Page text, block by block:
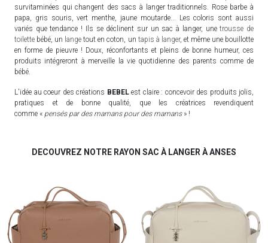
survitaminées qui changent des sacs à langer traditionnels. Rose barbe à
papa, gris souris, vert menthe, jaune moutarde... Les coloris sont aussi
variés que tendance ! Ils se déclinent sur un sac à langer, unetrousse de
toilette bébé, un lange tout en coton, un tapis à langer, et même une bouillotte
en forme de pieuvre ! Doux, réconfortants et pleins de bonne humeur, ces
produits intégreront à merveille la vie quotidienne des parents comme de
bébé.
L'idée au coeur des créations BEBELest claire : concevoir des produits jolis,
pratiques et de bonne qualité, que les créatrices revendiquent
comme « pensés par des mamans pour des mamans» !
DECOUVREZ NOTRE RAYON SAC À LANGER À ANSES